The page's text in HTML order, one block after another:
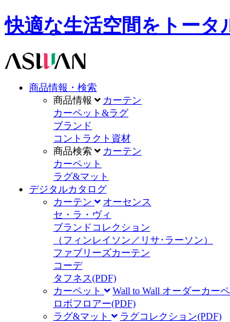
快適な生活空間をトータ
商品情報・検索
商品情報
カーテン
カーペット&ラグ
ブランド
コントラクト資材
商品検索
カーテン
カーペット
ラグ&マット
デジタルカタログ
カーテン
オーセンス
セ・ラ・ヴィ
ブランドコレクション
（フィンレイソン／リサ･ラーソン）
ファブリーズカーテン
コーデ
タフネス(PDF)
カーペット
Wall to Wall オーダーカー
ロボフロアー(PDF)
ラグ&マット
ラグコレクション(PDF)